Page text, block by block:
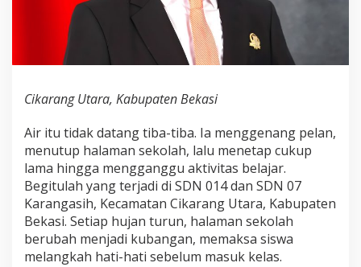
Cikarang Utara, Kabupaten Bekasi
Air itu tidak datang tiba-tiba. Ia menggenang pelan,
menutup halaman sekolah, lalu menetap cukup
lama hingga mengganggu aktivitas belajar.
Begitulah yang terjadi di SDN 014 dan SDN 07
Karangasih, Kecamatan Cikarang Utara, Kabupaten
Bekasi. Setiap hujan turun, halaman sekolah
berubah menjadi kubangan, memaksa siswa
melangkah hati-hati sebelum masuk kelas.